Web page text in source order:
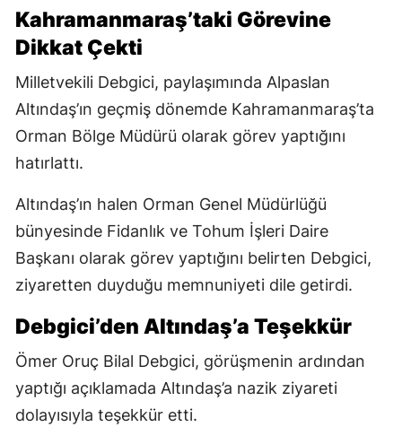
Kahramanmaraş’taki Görevine
Dikkat Çekti
Milletvekili Debgici, paylaşımında Alpaslan
Altındaş’ın geçmiş dönemde Kahramanmaraş’ta
Orman Bölge Müdürü olarak görev yaptığını
hatırlattı.
Altındaş’ın halen Orman Genel Müdürlüğü
bünyesinde Fidanlık ve Tohum İşleri Daire
Başkanı olarak görev yaptığını belirten Debgici,
ziyaretten duyduğu memnuniyeti dile getirdi.
Debgici’den Altındaş’a Teşekkür
Ömer Oruç Bilal Debgici, görüşmenin ardından
yaptığı açıklamada Altındaş’a nazik ziyareti
dolayısıyla teşekkür etti.